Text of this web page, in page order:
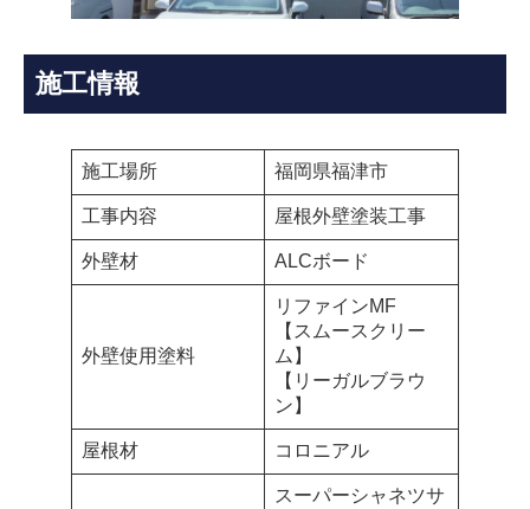
施工情報
施工場所 福岡県福津市
工事内容 屋根外壁塗装工事
外壁材 ALCボード
外壁使用塗料
リファインMF
【スムースクリー
ム】
【リーガルブラウ
ン】
屋根材 コロニアル
スーパーシャネツサ